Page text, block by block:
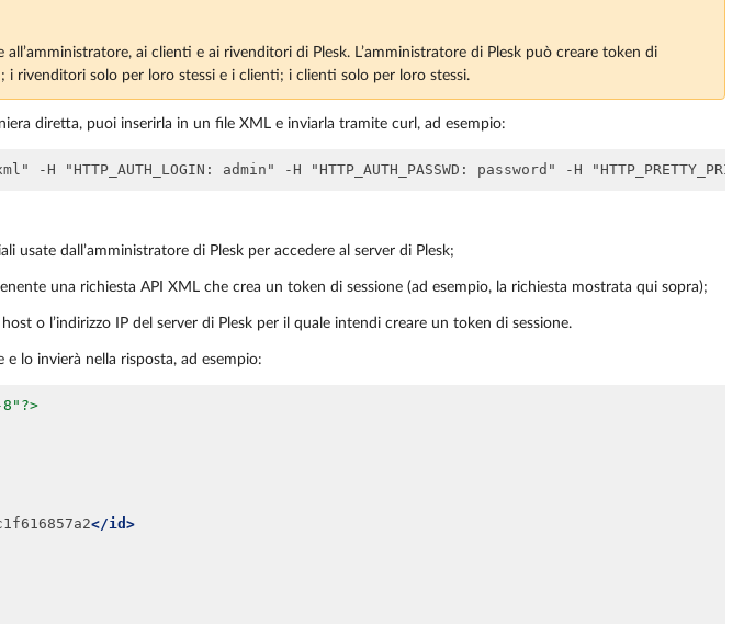
all’amministratore, ai clienti e ai rivenditori di Plesk. L’amministratore di Plesk può creare token di
i rivenditori solo per loro stessi e i clienti; i clienti solo per loro stessi.
diretta, puoi inserirla in un file XML e inviarla tramite curl, ad esempio:
usate dall’amministratore di Plesk per accedere al server di Plesk;
una richiesta API XML che crea un token di sessione (ad esempio, la richiesta mostrata qui sopra);
o l’indirizzo IP del server di Plesk per il quale intendi creare un token di sessione.
e lo invierà nella risposta, ad esempio:
</id>